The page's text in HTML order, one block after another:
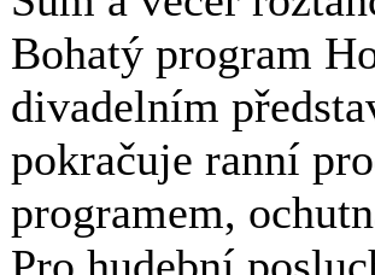
Bohatý program
divadelním
pokračuje ranní
programem,